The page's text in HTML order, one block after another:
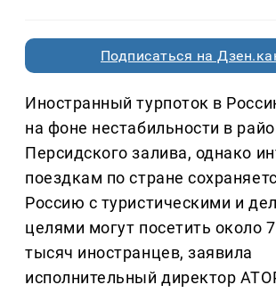
Подписаться на
Иностранный турпоток в
на фоне нестабильности в
Персидского залива, однако
поездкам по стране
Россию с туристическими и
целями могут посетить около
тысяч иностранцев, заявила
исполнительный директор